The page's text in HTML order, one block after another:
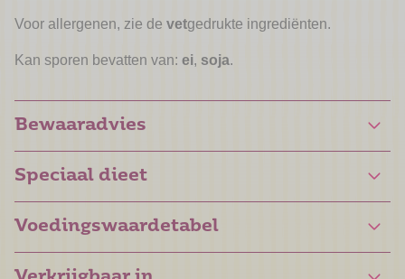
Voor allergenen, zie de vetgedrukte ingrediënten.
Kan sporen bevatten van: ei, soja.
Bewaaradvies
Speciaal dieet
Glutenvrij gecertificeerd (NL-090-064)
Halal
Voedingswaardetabel